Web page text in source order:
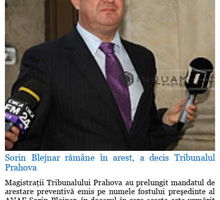
Sorin Blejnar rămâne în arest, a decis Tribunalul
Prahova
Magistraţii Tribunalului Prahova au prelungit mandatul de
arestare preventivă emis pe numele fostului preşedinte al